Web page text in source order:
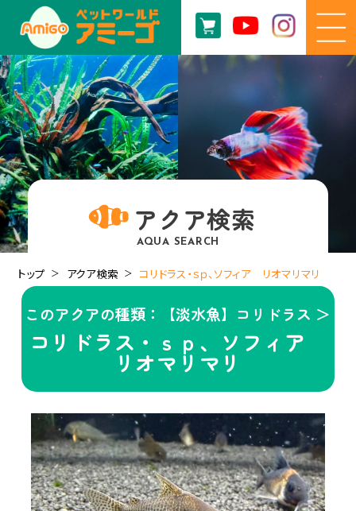
アクア検索
AQUA SEARCH
トップ アクア検索 コリドラス・ｓｐ、ソフィア リオマリマリ
このアクアの種類：【淡水魚】コリドラス ＞
コリドラス・ｓｐ、ソフィア
リオマリマリ